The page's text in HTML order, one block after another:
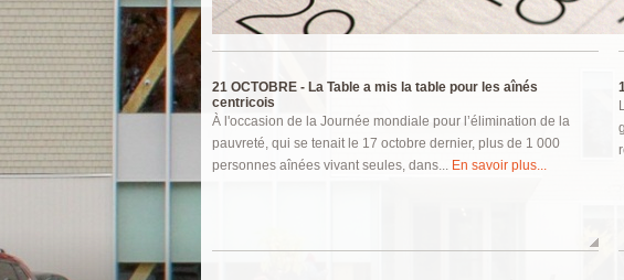
21 OCTOBRE - La Table a mis la table pour les aînés
centricois
À l'occasion de la Journée mondiale pour l’élimination de la
pauvreté, qui se tenait le 17 octobre dernier, plus de 1 000
personnes aînées vivant seules, dans... En savoir plus...
Pages